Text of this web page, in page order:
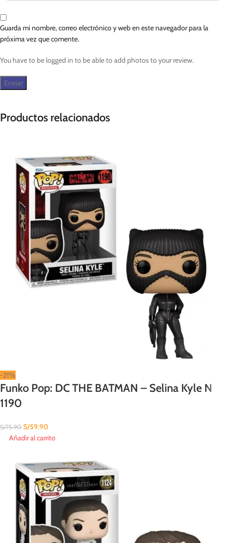
Guarda mi nombre, correo electrónico y web en este navegador para la
próxima vez que comente.
You have to be logged in to be able to add photos to your review.
Productos relacionados
-21%
Funko Pop: DC THE BATMAN – Selina Kyle N
1190
S/75.90 S/59.90
Añadir al carrito